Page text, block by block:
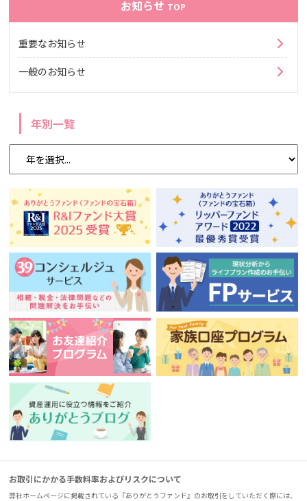
お知らせ TOP
重要なお知らせ
一般のお知らせ
年別一覧
お取引にかかる手数料率およびリスクについて
弊社ホームページに掲載されている『ありがとうファンド』のお取引をしていただく際には、